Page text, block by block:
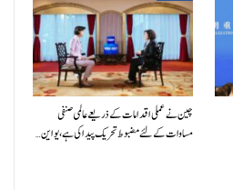
چین نے عملی اقدامات کے ذریعے عالمی صنفی
مساوات کے لئے مضبوط تحریک پیدا کی ہے، یو این…